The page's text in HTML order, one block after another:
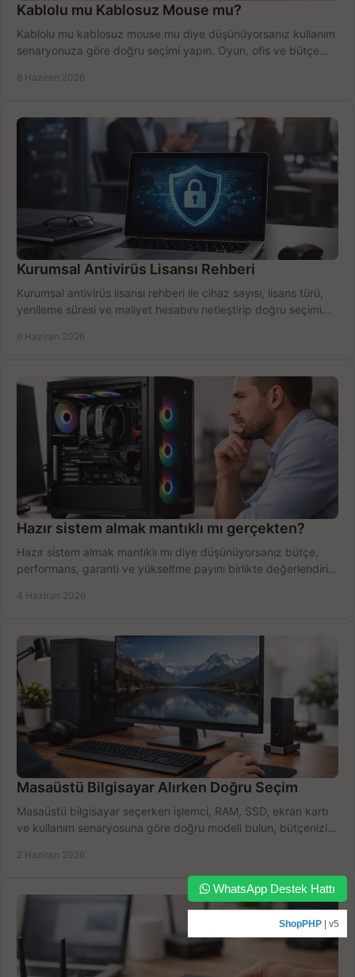
Kablolu mu Kablosuz Mouse mu?
Kablolu mu kablosuz mouse mu diye düşünüyorsanız kullanım
senaryonuza göre doğru seçimi yapın. Oyun, ofis ve bütçe
8 Haziran 2026
Kurumsal Antivirüs Lisansı Rehberi
Kurumsal antivirüs lisansı rehberi ile cihaz sayısı, lisans türü,
yenileme süresi ve maliyet hesabını netleştirip doğru seçimi
6 Haziran 2026
Hazır sistem almak mantıklı mı gerçekten?
Hazır sistem almak mantıklı mı diye düşünüyorsanız bütçe,
performans, garanti ve yükseltme payını birlikte değerlendirin,
4 Haziran 2026
Masaüstü Bilgisayar Alırken Doğru Seçim
Masaüstü bilgisayar seçerken işlemci, RAM, SSD, ekran kartı
ve kullanım senaryosuna göre doğru modeli bulun, bütçenizi
2 Haziran 2026
WhatsApp Destek Hattı
ShopPHP | v5